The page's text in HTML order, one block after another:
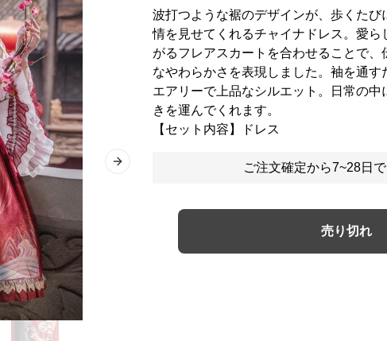
Next slide
波打つような裾のデザインが、歩くたび
情を見せてくれるチャイナドレス。愛
がるフレアスカートを合わせることで
なやわらかさを表現しました。袖を通す
エアリーで上品なシルエット。日常の中
きを運んでくれます。
【セット内容】ドレス
ご注文確定から7~28日
売り切れ